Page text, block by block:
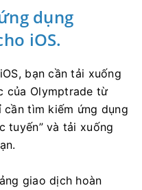
dụng
iOS.
bạn cần tải xuống
của Olymptrade từ
cần tìm kiếm ứng dụng
tuyến” và tải xuống
giao dịch hoàn